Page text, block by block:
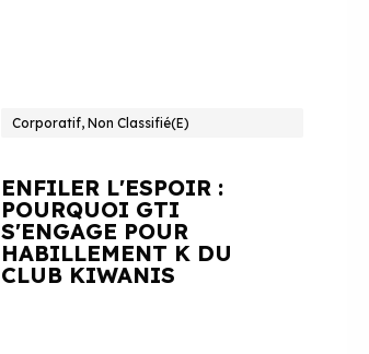
Corporatif, Non Classifié(e)
ENFILER L'ESPOIR :
POURQUOI GTI
S'ENGAGE POUR
HABILLEMENT K DU
CLUB KIWANIS